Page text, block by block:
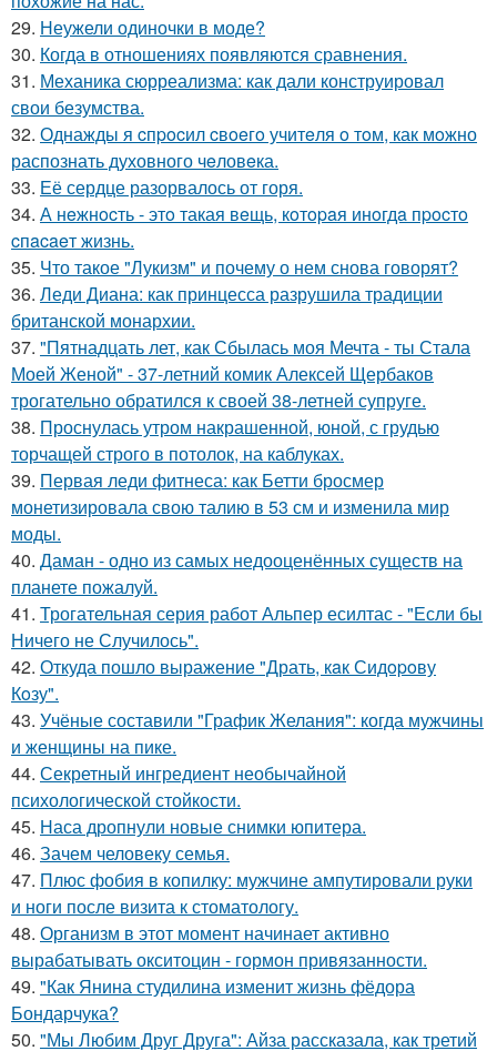
29. Неужели одиночки в моде?
30. Когда в отношениях появляются сравнения.
31. Механика сюрреализма: как дали конструировал
свои безумства.
32. Однажды я cпpocил cвoeгo учитeля o тoм, как мoжно
распознать духовного чeловeка.
33. Её сердце разорвалось от горя.
34. А нeжнocть - этo такая вeщь, кoтopaя инoгдa пpocтo
cпacaeт жизнь.
35. Что такое "Лукизм" и почему о нем снова говорят?
36. Леди Диана: как принцесса разрушила традиции
британской монархии.
37. "Пятнадцать лет, как Сбылась моя Мечта - ты Стала
Моей Женой" - 37-летний комик Алексей Щербаков
трогательно обратился к своей 38-летней супруге.
38. Проснулась утром накрашенной, юной, с грудью
торчащей строго в потолок, на каблуках.
39. Первая леди фитнеса: как Бетти бросмер
монетизировала свою талию в 53 см и изменила мир
моды.
40. Даман - одно из самых недооценённых существ на
планете пожалуй.
41. Трогательная серия работ Альпер есилтас - "Если бы
Ничего не Случилось".
42. Откуда пошло выражение "Драть, кaк Сидopoву
Кoзу".
43. Учёные составили "График Желания": когда мужчины
и женщины на пике.
44. Секретный ингредиент необычайной
психологической стойкости.
45. Наса дропнули новые снимки юпитера.
46. Зачем человеку семья.
47. Плюс фобия в копилку: мужчине ампутировали руки
и ноги после визита к стоматологу.
48. Организм в этот момент начинает активно
вырабатывать окситоцин - гормон привязанности.
49. "Как Янина студилина изменит жизнь фёдора
Бондарчука?
50. "Мы Любим Друг Друга": Айза рассказала, как третий